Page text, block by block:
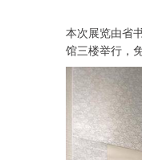
本次展览由省
馆三楼举行，